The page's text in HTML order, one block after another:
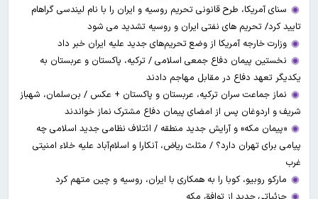
سنای آمریکا، طرح قانونی تحریم روسیه و ایران را با نام لیندسی گراهام
تایید کرد/ تحریم های نفتی ایران و روسیه تشدید می شود
وزارت خارجه آمریکا از وضع تحریم‌های جدید علیه ایران خبر داد
نخستین پیمان دفاع جمعی اسلامی / ترکیه، پاکستان و عربستان به
یکدیگر تعهد دفاع در مقابل مهاجم دادند
نماز جماعت سران ترکیه، عربستان و پاکستان + عکس / بن‌سلمان، شهباز
شریف و اردوغان پس از امضای پیمان دفاع مشترک نماز خواندند
«پیمان مکه» و آرایش جدید منطقه / ائتلاف نظامی جدید اسلامی چه
پیامی برای تهران دارد؟ / مثلث ریاض، آنکارا و اسلام‌آباد علیه خلاء امنیتی
غرب
مارکو روبیو، کوبا را به همکاری با ایران، روسیه و چین متهم کرد